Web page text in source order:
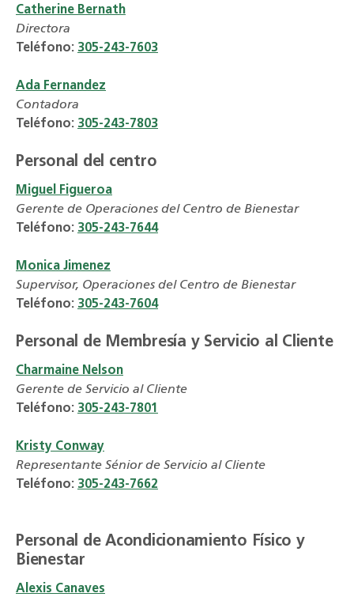
Catherine Bernath
Directora
Teléfono: 305-243-7603
Ada Fernandez
Contadora
Teléfono: 305-243-7803
Personal del centro
Miguel Figueroa
Gerente de Operaciones del Centro de Bienestar
Teléfono: 305-243-7644
Monica Jimenez
Supervisor, Operaciones del Centro de Bienestar
Teléfono: 305-243-7604
Personal de Membresía y Servicio al Cliente
Charmaine Nelson
Gerente de Servicio al Cliente
Teléfono: 305-243-7801
Kristy Conway
Representante Sénior de Servicio al Cliente
Teléfono: 305-243-7662
Personal de Acondicionamiento Físico y
Bienestar
Alexis Canaves